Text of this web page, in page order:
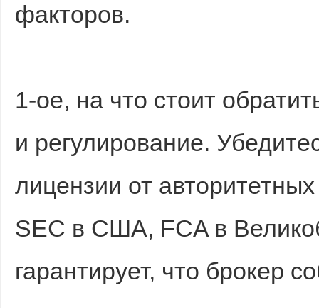
факторов.
1-ое, на что стоит
и регулирование.
лицензии от
SEC в США, FCA в
гарантирует, что брокер